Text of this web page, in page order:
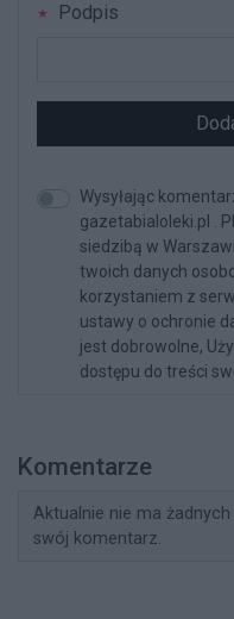
Podpis
Wysyłając
gazetabialoleki.pl .
siedzibą w
twoich danych
korzystaniem z
ustawy o ochronie
jest dobrowolne,
dostępu do treści
Komentarze
Aktualnie nie ma
swój komentarz.